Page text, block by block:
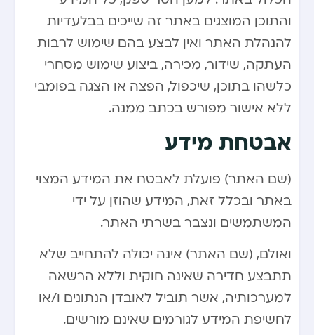
והתוכן המוצגים באתר זה שייכים בבלעדיות
להנהלת האתר ואין לבצע בהם שימוש לרבות
העתקה, שידור, מכירה, ביצוע שימוש מסחרי
כלשהו בתוכן, שיכפול, הפצה או הצגה בפומבי
ללא אישור מפורש בכתב ממנה.
אבטחת מידע
(שם האתר) פועלת לאבטח את המידע המצוי
באתר ובכלל זאת, המידע שהוזן על ידי
המשתמשים ונצבר בשרתי האתר.
ואולם, (שם האתר) אינה יכולה להתחייב שלא
תתבצע חדירה שאינה חוקית וללא הרשאה
למערכותיה, אשר תוביל לאובדן הנתונים ו/או
לחשיפת המידע לגורמים שאינם מורשים.